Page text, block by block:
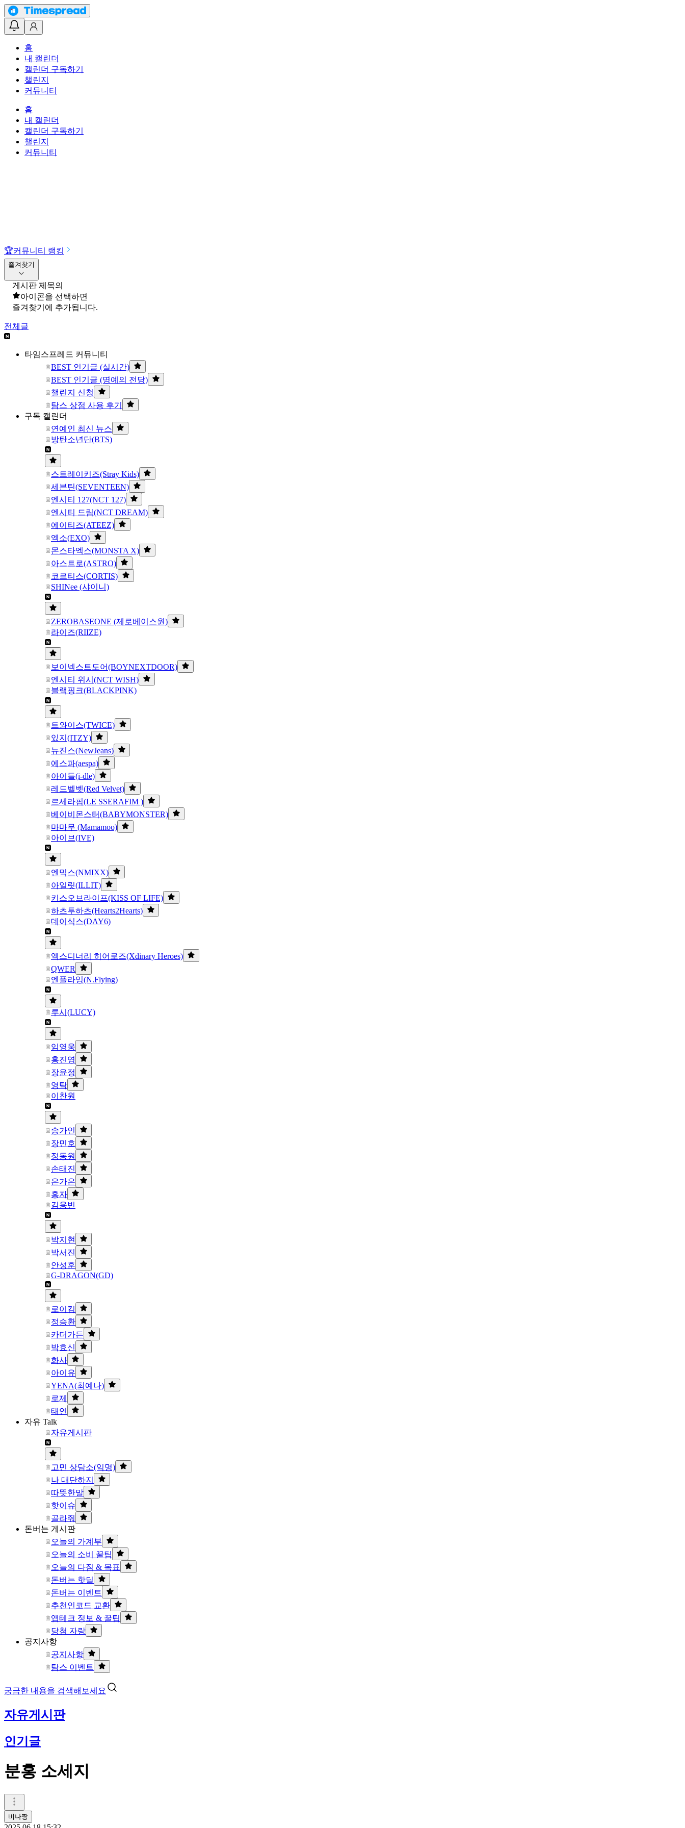
홈
내 캘린더
캘린더 구독하기
챌린지
커뮤니티
홈
내 캘린더
캘린더 구독하기
챌린지
커뮤니티
🏆커뮤니티 랭킹
즐겨찾기
게시판 제목의
아이콘을 선택하면
즐겨찾기에 추가됩니다.
전체글
타임스프레드 커뮤니티
BEST 인기글 (실시간)
BEST 인기글 (명예의 전당)
챌린지 신청
탐스 상점 사용 후기
구독 캘린더
연예인 최신 뉴스
방탄소년단(BTS)
스트레이키즈(Stray Kids)
세븐틴(SEVENTEEN)
엔시티 127(NCT 127)
엔시티 드림(NCT DREAM)
에이티즈(ATEEZ)
엑소(EXO)
몬스타엑스(MONSTA X)
아스트로(ASTRO)
코르티스(CORTIS)
SHINee (샤이니)
ZEROBASEONE (제로베이스원)
라이즈(RIIZE)
보이넥스트도어(BOYNEXTDOOR)
엔시티 위시(NCT WISH)
블랙핑크(BLACKPINK)
트와이스(TWICE)
있지(ITZY)
뉴진스(NewJeans)
에스파(aespa)
아이들(i-dle)
레드벨벳(Red Velvet)
르세라핌(LE SSERAFIM )
베이비몬스터(BABYMONSTER)
마마무 (Mamamoo)
아이브(IVE)
엔믹스(NMIXX)
아일릿(ILLIT)
키스오브라이프(KISS OF LIFE)
하츠투하츠(Hearts2Hearts)
데이식스(DAY6)
엑스디너리 히어로즈(Xdinary Heroes)
QWER
엔플라잉(N.Flying)
루시(LUCY)
임영웅
홍진영
장윤정
영탁
이찬원
송가인
장민호
정동원
손태진
은가은
홍자
김용빈
박지현
박서진
안성훈
G-DRAGON(GD)
로이킴
정승환
카더가든
박효신
화사
아이유
YENA(최예나)
로제
태연
자유 Talk
자유게시판
고민 상담소(익명)
나 대단하지
따뜻한말
핫이슈
골라줘
돈버는 게시판
오늘의 가계부
오늘의 소비 꿀팁
오늘의 다짐 & 목표
돈버는 핫딜
돈버는 이벤트
추천인코드 교환
앱테크 정보 & 꿀팁
당첨 자랑
공지사항
공지사항
탐스 이벤트
궁금한 내용을 검색해보세요
자유게시판
인기글
분홍 소세지
비나짱